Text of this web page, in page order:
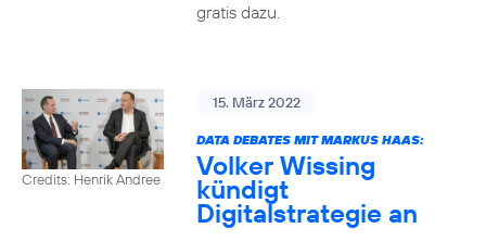
gratis dazu.
Credits: Henrik Andree
15. März 2022
DATA DEBATES MIT MARKUS HAAS:
Volker Wissing
kündigt
Digitalstrategie an